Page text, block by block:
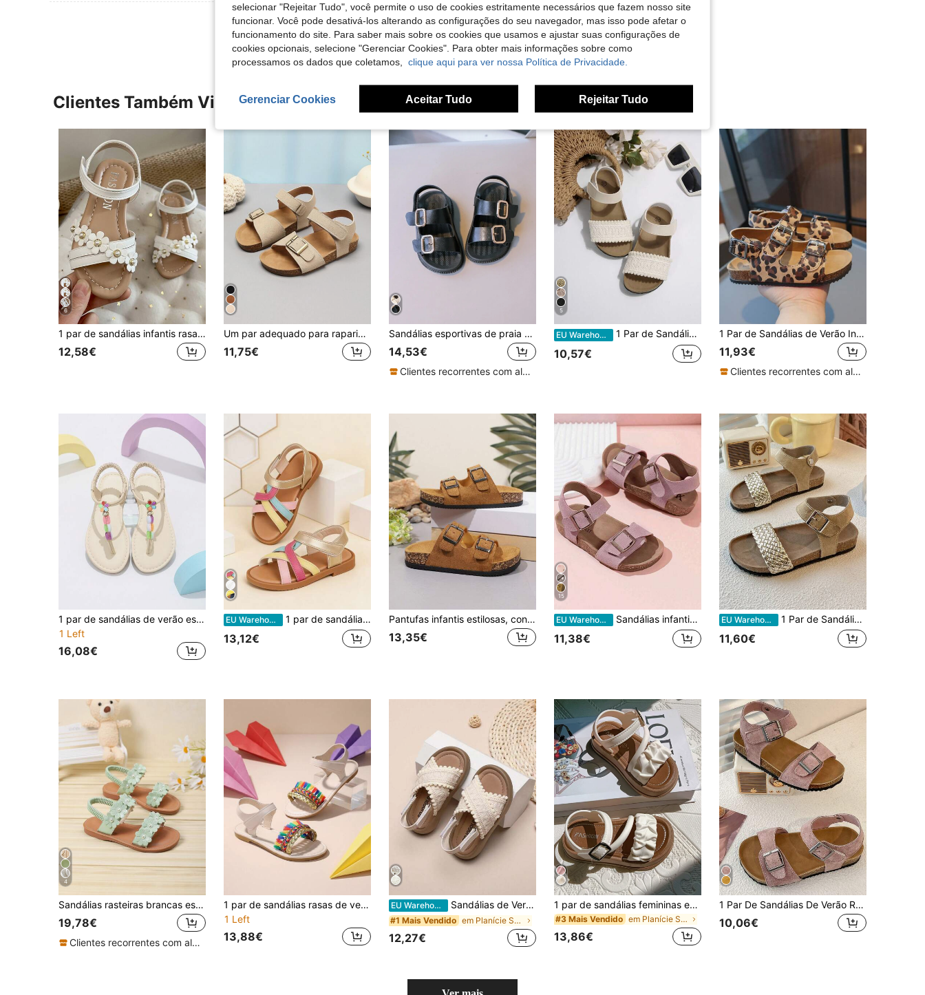
Ver Mais Avaliações
Clientes Também Visitaram
6
1 par de sandálias infantis rasas brancas de croché com tira no tornozelo, estilo 2026, adequadas para férias de verão e festas
12,58€
Um par adequado para raparigas. O cabedal apresenta uma tira simples cruzada com uma fivela quadrada de metal. A sola é uma combinação de cortiça e borracha, proporcionando boa resistência ao deslizamento e conforto, e amortecendo efetivamente ao caminhar. O cano alto chega ao tornozelo e utiliza uma combinação de fecho de e fivelas de metal para calçar e descalçar facilmente e ajustar a pressão. Adequado para dias escolares quotidianos, idas às compras ao fim de semana ou férias em família. (Sola/Cor da sola aleatória)
11,75€
Sandálias esportivas de praia casuais antiderrapantes para crianças, para meninos e meninas
14,53€
Clientes recorrentes com alta taxa de retorno
5
EU Warehouse 1 Par de Sandálias Rasas de Cortiça Macia Estilo Princesa Boémio para Rapariga Adolescente, 3-14 Anos, para Férias, Praia e Uso Diário
10,57€
1 Par de Sandálias de Verão Infantis casuais, com Estampa de Leopardo, em Pu com Relevo, com Alça de Gancho e Laço, Sola Plana Macia e Antiderrapante
11,93€
Clientes recorrentes com alta taxa de retorno
1 par de sandálias de verão estilo boémio para crianças, sandálias de dedo com contas bicolores, sandálias de praia slip-on com flor 3D de cinco cores para raparigas, adequadas para férias, festas e combinação de roupa
1 Left
16,08€
EU Warehouse 1 par de sandálias infantis para menina com tiras cruzadas arco-íris, sandálias arco-íris de biqueira aberta macias, sandálias de praia de verão. Adequadas para praia, férias, festa de aniversário, Páscoa, casamento, volta às aulas, uso casual diário, festa e outras ocasiões. Sandálias de estilo primavera/verão.
13,12€
Pantufas infantis estilosas, confortáveis e leves, unissex (Por favor, escolha o tamanho de acordo com o comprimento real da palmilha, pois a forma é pequena).
13,35€
15
EU Warehouse Sandálias infantis femininas, lançamento de 2025, com cabedal em tom lilás fosco e detalhes em fivela metálica. Estilo minimalista e moderno. Sola de cortiça macia para maior conforto. Ideais para meninas de 3 a 12 anos, perfeitas para passeios, brincadeiras e outras ocasiões. Uma sandália feminina estilosa e casual.
11,38€
EU Warehouse 1 Par de Sandálias de Praia Rasas para Rapariga com Cabedal Trançado e Atacadores Ajustáveis, Estilosas, para Interior, Exterior e Férias
11,60€
4
Sandálias rasteiras brancas estilo doce fofo para meninas, sapatos casuais de praia princesa para crianças, primavera/verão
19,78€
Clientes recorrentes com alta taxa de retorno
1 par de sandálias rasas de verão para criança, corda trançada colorida com borlas coloridas, sandálias de estilo boémio para menina, fecho de ajustável, adequadas para praia, férias, festa
1 Left
13,88€
EU Warehouse Sandálias de Verão Estilo Boémio Tecidas com Tiras Cruzadas e Pompons, Chinelos para Praia, Férias, Interior e Exterior
#1 Mais Vendido em Planície Sandálias rasas infantis
12,27€
1 par de sandálias femininas estilo oco com dedo aberto em PVC, adequadas para férias de verão
#3 Mais Vendido em Planície Sandálias rasas infantis
13,86€
1 Par De Sandálias De Verão Resistentes Ao Desgaste, Casuais, Romanas, Pretas, Com Sola Grossa, Para Meninas De 3 A 12 Anos, Chinelos Adequados Para Uso Interno E Externo, Diário, Férias, Lazer, Praia, Fivela Bimetálica, Chinelos
10,06€
selecionar "Rejeitar Tudo", você permite o uso de cookies estritamente necessários que fazem nosso site
funcionar. Você pode desativá-los alterando as configurações do seu navegador, mas isso pode afetar o
funcionamento do site. Para saber mais sobre os cookies que usamos e ajustar suas configurações de
cookies opcionais, selecione "Gerenciar Cookies". Para obter mais informações sobre como
processamos os dados que coletamos, clique aqui para ver nossa Política de Privacidade.
Gerenciar Cookies Aceitar Tudo Rejeitar Tudo